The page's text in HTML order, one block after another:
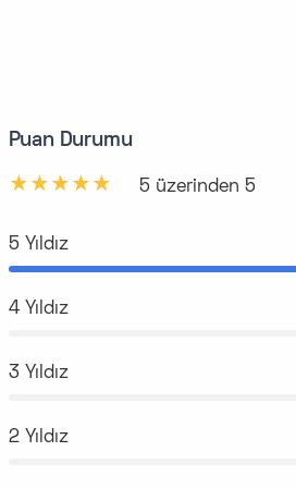
Puan Durumu
5 üzerinden 5
5 Yıldız
4 Yıldız
3 Yıldız
2 Yıldız